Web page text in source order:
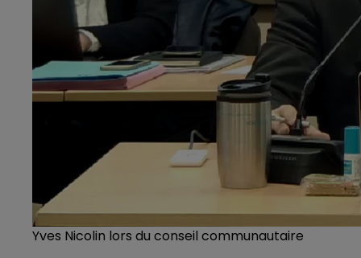
Yves Nicolin lors du conseil communautaire